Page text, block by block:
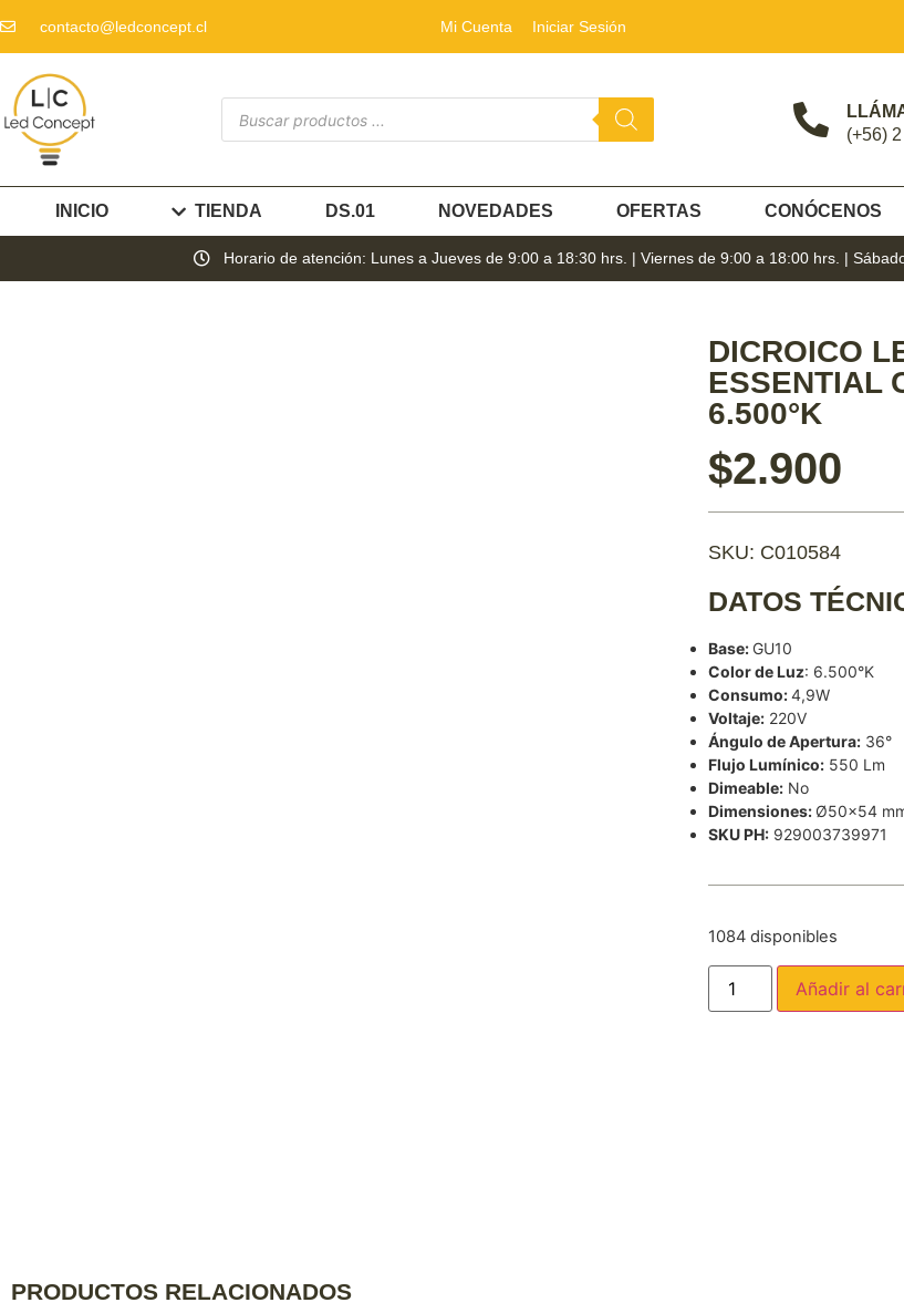
contacto@ledconcept.cl Mi Cuenta Iniciar Sesión
(+56)
INICIO TIENDA DS.01 NOVEDADES OFERTAS CONÓCENOS
Horario de atención: Lunes a Jueves de 9:00 a 18:30 hrs. | Viernes de 9:00 a 18:00 hrs. |
DICROICO
ESSENTIAL
6.500°K
$2.900
SKU: C010584
DATOS
Base: GU10
Color de Luz: 6.500°K
Consumo:4,9W
Voltaje: 220V
Ángulo de Apertura: 36°
Flujo Lumínico: 550 Lm
Dimeable: No
Dimensiones: Ø50×54
SKU PH: 929003739971
1084 disponibles
Añadir al
PRODUCTOS RELACIONADOS